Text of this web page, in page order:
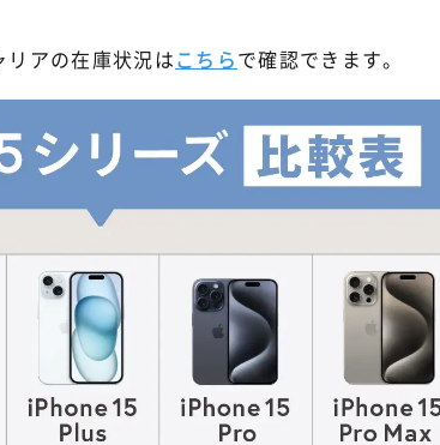
アの在庫状況はこちらで確認できます。